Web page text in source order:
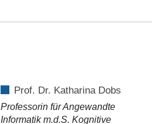
Prof. Dr. Katharina Dobs
Professorin für Angewandte
Informatik m.d.S. Kognitive